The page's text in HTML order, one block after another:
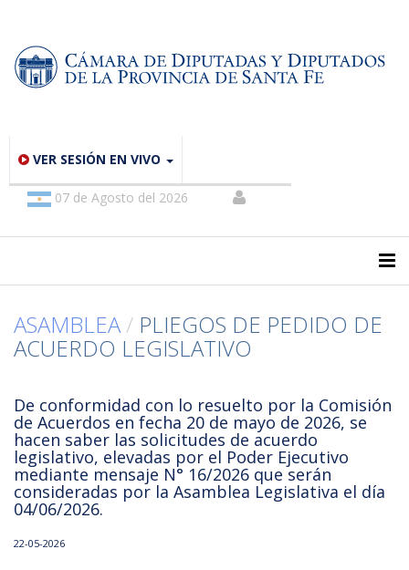
VER SESIÓN EN VIVO
07 de Agosto del 2026
ASAMBLEA/ PLIEGOS DE PEDIDO DE
ACUERDO LEGISLATIVO
De conformidad con lo resuelto por la Comisión
de Acuerdos en fecha 20 de mayo de 2026, se
hacen saber las solicitudes de acuerdo
legislativo, elevadas por el Poder Ejecutivo
mediante mensaje N° 16/2026 que serán
consideradas por la Asamblea Legislativa el día
04/06/2026.
22-05-2026